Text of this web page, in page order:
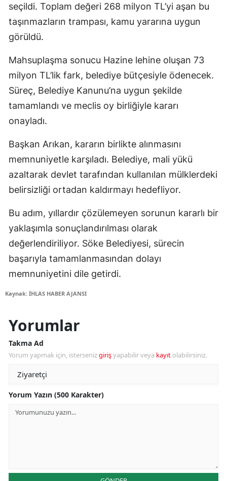
seçildi. Toplam değeri 268 milyon TL’yi aşan bu
taşınmazların trampası, kamu yararına uygun
görüldü.
Mahsuplaşma sonucu Hazine lehine oluşan 73
milyon TL’lik fark, belediye bütçesiyle ödenecek.
Süreç, Belediye Kanunu’na uygun şekilde
tamamlandı ve meclis oy birliğiyle kararı
onayladı.
Başkan Arıkan, kararın birlikte alınmasını
memnuniyetle karşıladı. Belediye, mali yükü
azaltarak devlet tarafından kullanılan mülklerdeki
belirsizliği ortadan kaldırmayı hedefliyor.
Bu adım, yıllardır çözülemeyen sorunun kararlı bir
yaklaşımla sonuçlandırılması olarak
değerlendiriliyor. Söke Belediyesi, sürecin
başarıyla tamamlanmasından dolayı
memnuniyetini dile getirdi.
Kaynak: İHLAS HABER AJANSI
Yorumlar
Takma Ad
Yorum yapmak için, istersenizgirişyapabilir veya kayıt olabilirsiniz.
Yorum Yazın (500 Karakter)